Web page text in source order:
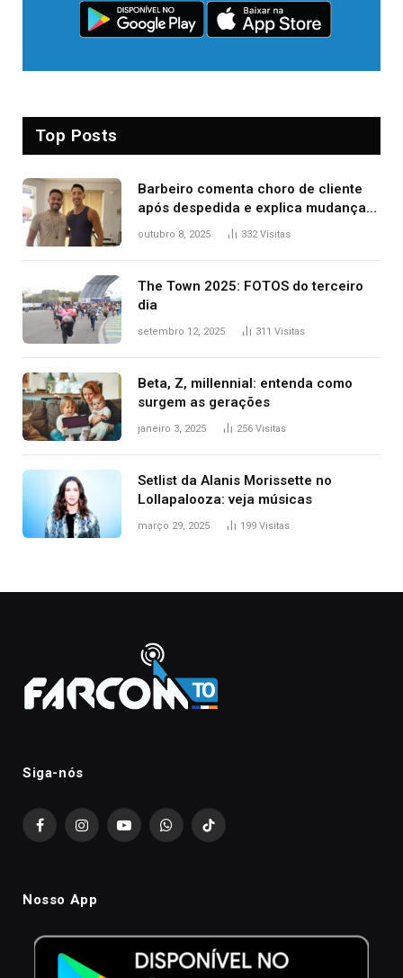
Top Posts
Barbeiro comenta choro de cliente
após despedida e explica mudança
para o TO: ‘Não esperava atingir
outubro 8, 2025 332Visitas
The Town 2025: FOTOS do terceiro
dia
setembro 12, 2025 311 Visitas
Beta, Z, millennial: entenda como
surgem as gerações
janeiro 3, 2025 256 Visitas
Setlist da Alanis Morissette no
Lollapalooza: veja músicas
março 29, 2025 199 Visitas
Siga-nós
FacebookInstagramYouTubeWhatsAppTikTok
Nosso App